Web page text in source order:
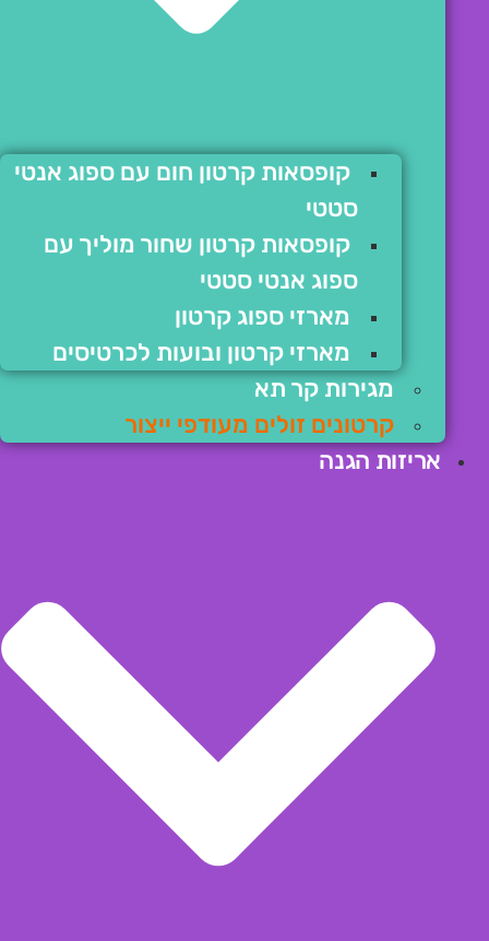
קופסאות קרטון חום עם ספוג אנטי
סטטי
קופסאות קרטון שחור מוליך עם
ספוג אנטי סטטי
מארזי ספוג קרטון
מארזי קרטון ובועות לכרטיסים
מגירות קר תא
קרטונים זולים מעודפי ייצור
אריזות הגנה